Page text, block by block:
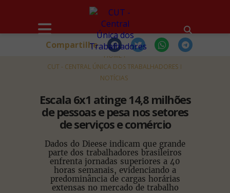
HOME
CUT - CENTRAL ÚNICA DOS TRABALHADORES
NOTÍCIAS
Escala 6x1 atinge 14,8 milhões
de pessoas e pesa nos setores
de serviços e comércio
Dados do Dieese indicam que grande
parte dos trabalhadores brasileiros
enfrenta jornadas superiores a 40
horas semanais, evidenciando a
predominância de cargas horárias
extensas no mercado de trabalho
Compartilhe